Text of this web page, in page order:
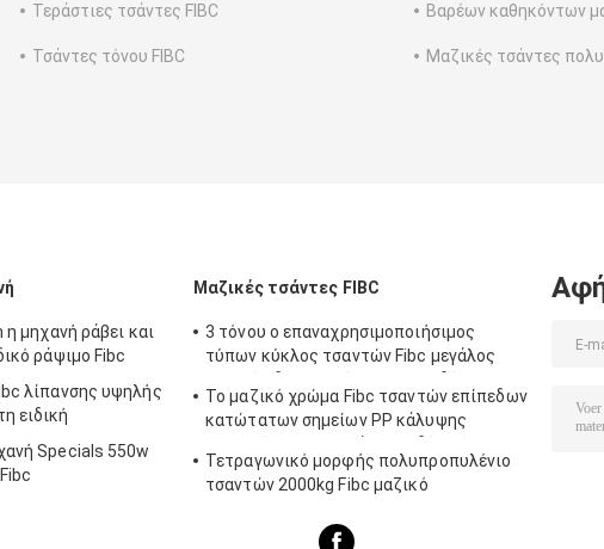
Τεράστιες τσάντες FIBC Βαρέων καθηκόντων
Τσάντες τόνου FIBC Μαζικές τσάντες
μηχανή ράβει και
ράψιμο Fibc
λίπανσης υψηλής
ειδική
Specials 550w
Μαζικές τσάντες FIBC
3 τόνου ο επαναχρησιμοποιήσιμος
τύπων κύκλος τσαντών Fibc μεγάλος
πλευρές σε Multicolors
Το μαζικό χρώμα Fibc τσαντών επίπεδων
κατώτατων σημείων PP κάλυψης
Τετραγωνικό μορφής πολυπροπυλένιο
τσαντών 2000kg Fibc μαζικό